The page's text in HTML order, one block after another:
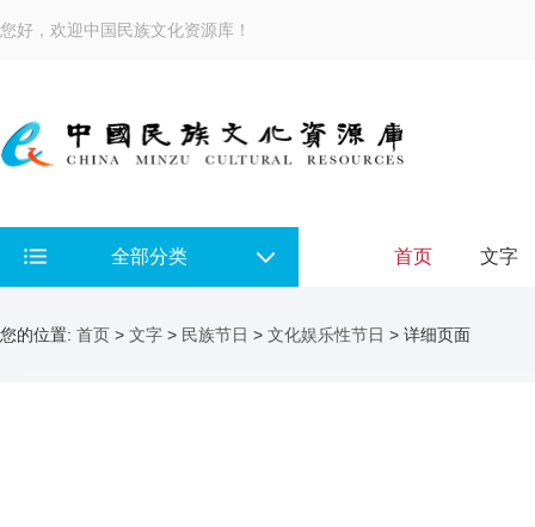
您好，欢迎中国民族文化资源库！
全部分类 首页 文字
您的位置: 首页 > 文字 > 民族节日 > 文化娱乐性节日 > 详细页面